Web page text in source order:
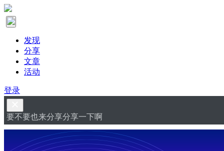
发现
分享
文章
活动
登录
要不要也来分享分享一下啊